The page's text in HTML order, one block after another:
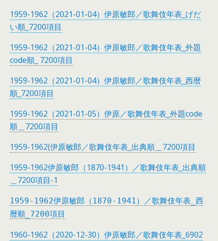
1959-1962（2021-01-04）伊原敏郎／歌舞伎年表_げだ
い順_7200項目
1959-1962（2021-01-04）伊原敏郎／歌舞伎年表_外題
code順_ 7200項目
1959-1962（2021-01-04）伊原敏郎／歌舞伎年表_西暦
順_7200項目
1959-1962（2021-01-05）伊原／歌舞伎年表_外題code
順＿7200項目
1959-1962(伊原敏郎／歌舞伎年表_出典順＿7200項目
1959-1962伊原敏郎（1870-1941）／歌舞伎年表_出典順
＿7200項目-1
1959-1962伊原敏郎（1870-1941）／歌舞伎年表_西
暦順_7200項目
1960-1962（2020-12-30）伊原敏郎／歌舞伎年表_6902